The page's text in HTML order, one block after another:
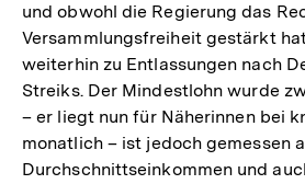
und obwohl die Regierung das
Versammlungsfreiheit gestärkt
weiterhin zu Entlassungen nach
Streiks. Der Mindestlohn wurde
– er liegt nun für Näherinnen bei
monatlich – ist jedoch gemessen
Durchschnittseinkommen und